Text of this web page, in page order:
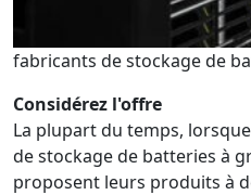
fabricants de stockage de
Considérez l'offre
La plupart du temps,
de stockage de batteries à
proposent leurs produits à